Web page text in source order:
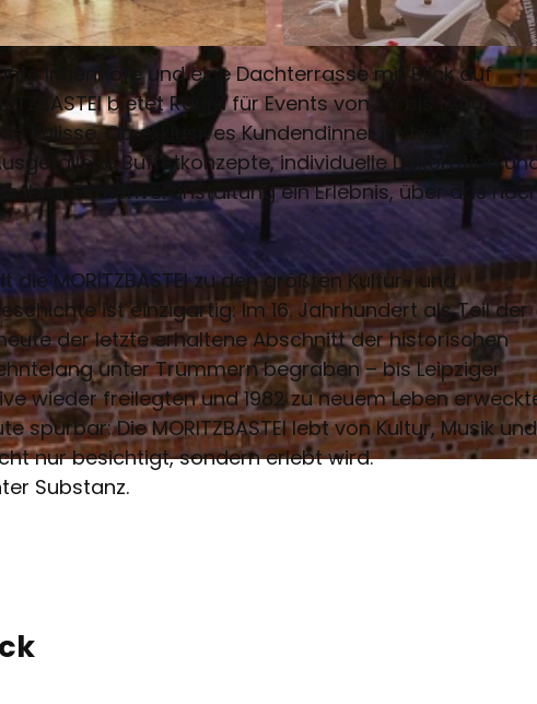
© Torsten Reitler
Innenhöfe und eine Dachterrasse mit Blick auf
bietet Raum für Events von 20 bis 1.200
Kulisse. Ob exklusives Kundendinner im historischen
Buffetkonzepte, individuelle Dekoration
Ihrer Firmenveranstaltung ein Erlebnis, über das
MORITZBASTEI zu den größten Kultur- und
ist einzigartig: Im 16. Jahrhundert als Teil der
der letzte erhaltene Abschnitt der historischen
unter Trümmern begraben – bis Leipziger
wieder freilegten und 1982 zu neuem Leben
Die MORITZBASTEI lebt von Kultur, Musik und
nur besichtigt, sondern erlebt wird.
Substanz.